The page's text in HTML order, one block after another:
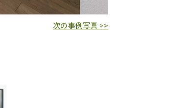
次の事例写真 >>